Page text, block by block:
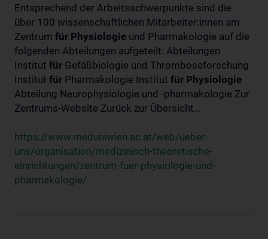
Entsprechend der Arbeitsschwerpunkte sind die
über 100 wissenschaftlichen Mitarbeiter:innen am
Zentrum für Physiologie und Pharmakologie auf die
folgenden Abteilungen aufgeteilt: Abteilungen
Institut für Gefäßbiologie und Thromboseforschung
Institut für Pharmakologie Institut für Physiologie
Abteilung Neurophysiologie und -pharmakologie Zur
Zentrums-Website Zurück zur Übersicht...
https://www.meduniwien.ac.at/web/ueber-
uns/organisation/medizinisch-theoretische-
einrichtungen/zentrum-fuer-physiologie-und-
pharmakologie/